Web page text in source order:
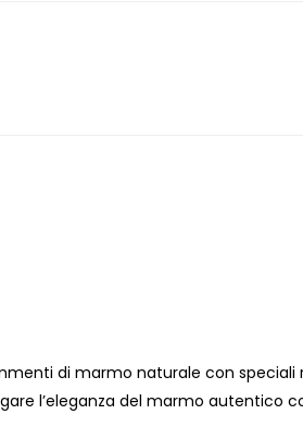
di marmo naturale con speciali
l’eleganza del marmo autentico